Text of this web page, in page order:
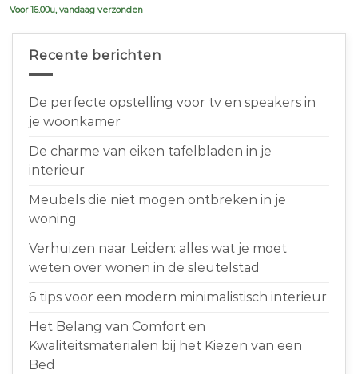
Voor 16.00u, vandaag verzonden
Recente berichten
De perfecte opstelling voor tv en speakers in
je woonkamer
De charme van eiken tafelbladen in je
interieur
Meubels die niet mogen ontbreken in je
woning
Verhuizen naar Leiden: alles wat je moet
weten over wonen in de sleutelstad
6 tips voor een modern minimalistisch interieur
Het Belang van Comfort en
Kwaliteitsmaterialen bij het Kiezen van een
Bed